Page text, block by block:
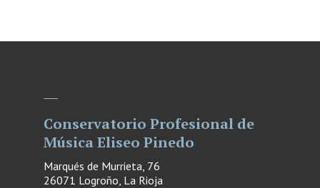
Conservatorio Profesional de
Música Eliseo Pinedo
Marqués de Murrieta, 76
26071 Logroño, La Rioja